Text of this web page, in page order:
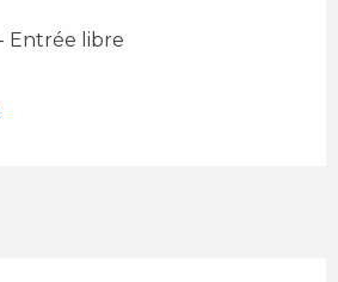
Entrée libre